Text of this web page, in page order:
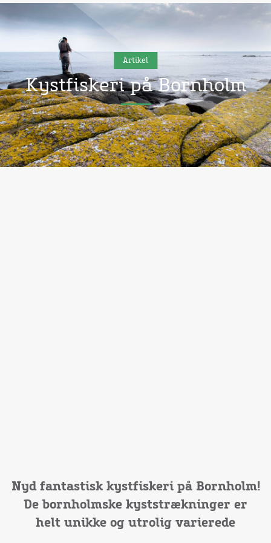
Artikel
Kystfiskeri på Bornholm
Nyd fantastisk kystfiskeri på Bornholm!
De bornholmske kyststrækninger er
helt unikke og utrolig varierede